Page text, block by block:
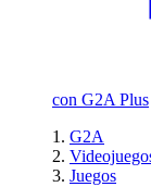
con G2A Plus
G2A
Juegos